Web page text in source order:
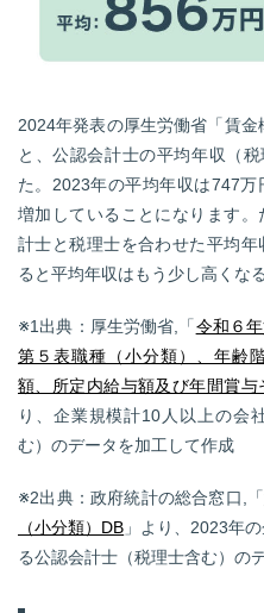
2024年発表の厚生労働省「賃
と、公認会計士の平均年収（
た。2023年の平均年収は747
増加していることになります
計士と税理士を合わせた平均
ると平均年収はもう少し高くな
※1出典：厚生労働省,「令和６
第５表職種（小分類）、年齢
額、所定内給与額及び年間賞与
り、企業規模計10人以上の会
む）のデータを加工して作成
※2出典：政府統計の総合窓口,「
（小分類）DB 」より、2023年
る公認会計士（税理士含む）の